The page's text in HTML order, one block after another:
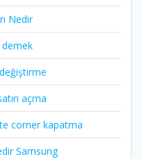
Nedir
açma
corner kapatma
Samsung